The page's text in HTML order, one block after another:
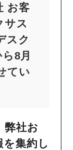
お客
サス
スク
8月
てい
弊社お
集約し